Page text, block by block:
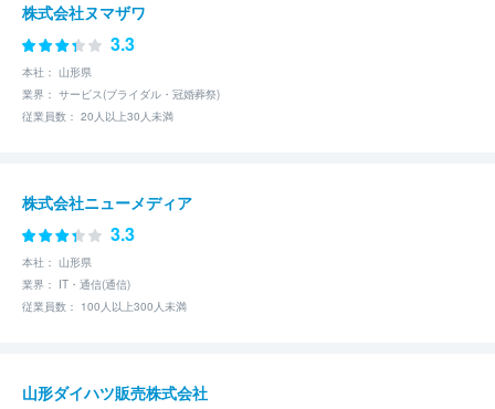
株式会社ヌマザワ
3.3
本社： 山形県
業界： サービス(ブライダル・冠婚葬祭)
従業員数： 20人以上30人未満
株式会社ニューメディア
3.3
本社： 山形県
業界： IT・通信(通信)
従業員数： 100人以上300人未満
山形ダイハツ販売株式会社